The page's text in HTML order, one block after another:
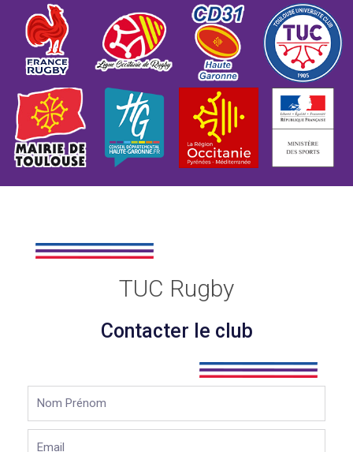
TUC Rugby
Contacter le club
Prénom